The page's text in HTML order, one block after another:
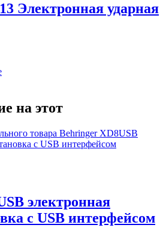
Электронная ударная
на этот
электронная
с USB интерфейсом